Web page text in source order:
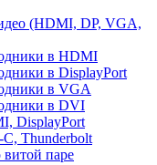
(HDMI, DP, VGA,
в HDMI
в DisplayPort
в VGA
в DVI
DisplayPort
Thunderbolt
паре